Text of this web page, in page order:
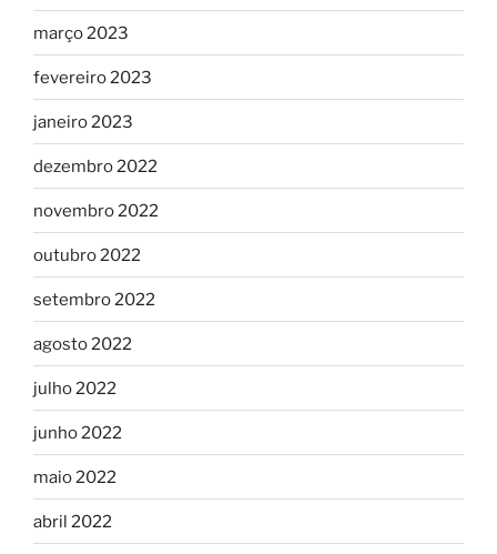
março 2023
fevereiro 2023
janeiro 2023
dezembro 2022
novembro 2022
outubro 2022
setembro 2022
agosto 2022
julho 2022
junho 2022
maio 2022
abril 2022